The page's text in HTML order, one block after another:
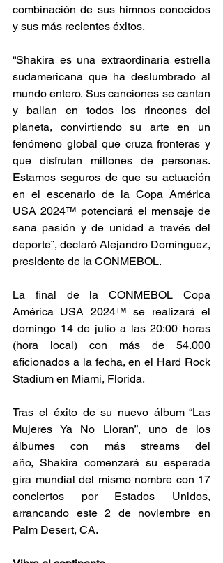
combinación de sus himnos conocidos
y sus más recientes éxitos.
“Shakira es una extraordinaria estrella
sudamericana que ha deslumbrado al
mundo entero. Sus canciones se cantan
y bailan en todos los rincones del
planeta, convirtiendo su arte en un
fenómeno global que cruza fronteras y
que disfrutan millones de personas.
Estamos seguros de que su actuación
en el escenario de la Copa América
USA 2024™️ potenciará el mensaje de
sana pasión y de unidad a través del
deporte”, declaró Alejandro Domínguez,
presidente de la CONMEBOL.
La final de la CONMEBOL Copa
América USA 2024™ se realizará el
domingo 14 de julio a las 20:00 horas
(hora local) con más de 54.000
aficionados a la fecha, en el Hard Rock
Stadium en Miami, Florida.
Tras el éxito de su nuevo álbum “Las
Mujeres Ya No Lloran”, uno de los
álbumes con más streams del
año, Shakira comenzará su esperada
gira mundial del mismo nombre con 17
conciertos por Estados Unidos,
arrancando este 2 de noviembre en
Palm Desert, CA.